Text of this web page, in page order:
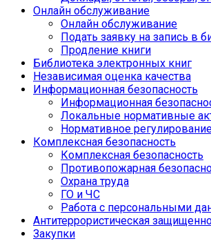
Онлайн обслуживание
Онлайн обслуживание
Подать заявку на запись в
Продление книги
Библиотека электронных книг
Независимая оценка качества
Информационная безопасность
Информационная
Локальные нормативные
Нормативное
Комплексная безопасность
Комплексная безопасность
Противопожарная
Охрана труда
ГО и ЧС
Работа с персональными
Антитеррористическая
Закупки